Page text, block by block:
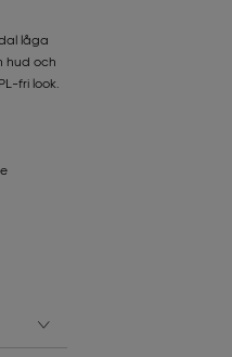
låga
hud och
fri look.